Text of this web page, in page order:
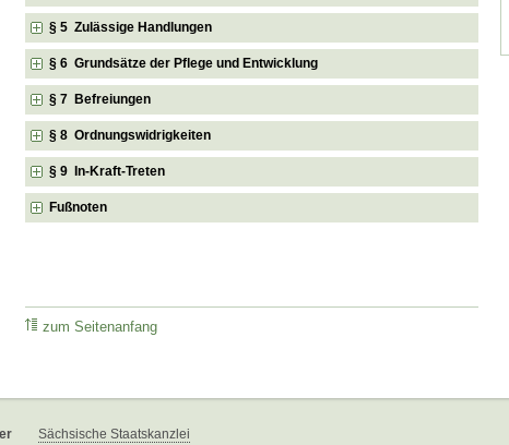
§ 5 Zulässige Handlungen
§ 6 Grundsätze der Pflege und Entwicklung
§ 7 Befreiungen
§ 8 Ordnungswidrigkeiten
§ 9 In-Kraft-Treten
Fußnoten
zum Seitenanfang
Sächsische Staatskanzlei